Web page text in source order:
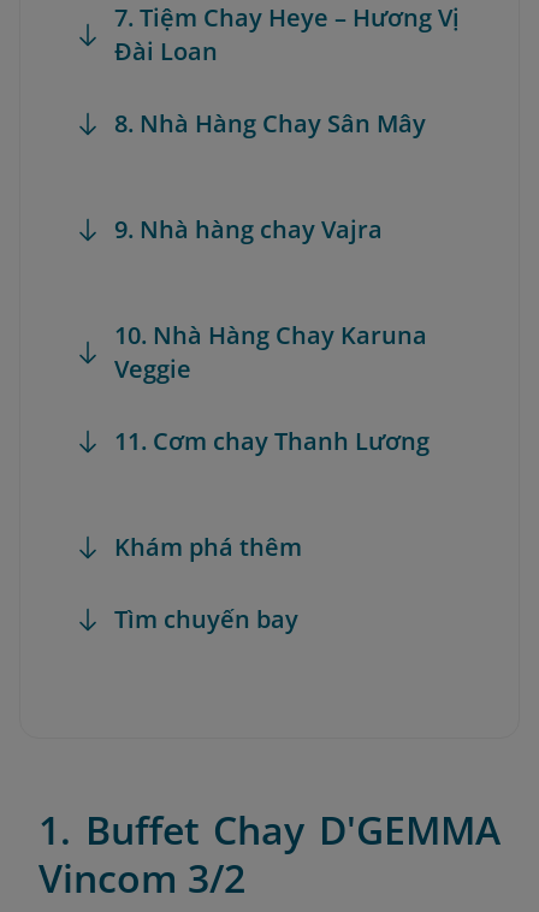
7. Tiệm Chay Heye – Hương Vị
Đài Loan
8. Nhà Hàng Chay Sân Mây
9. Nhà hàng chay Vajra
10. Nhà Hàng Chay Karuna
Veggie
11. Cơm chay Thanh Lương
Khám phá thêm
Tìm chuyến bay
1. Buffet Chay D'GEMMA
Vincom 3/2